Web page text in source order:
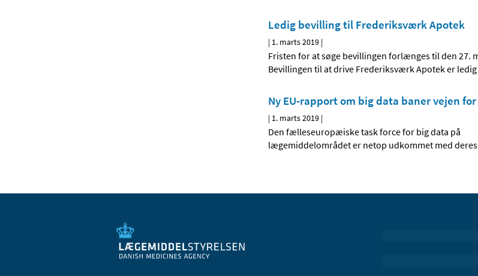
Ledig bevilling til Frederiksværk Apotek
| 1. marts 2019 |
Fristen for at søge bevillingen forlænges til den 27.
Bevillingen til at drive Frederiksværk Apotek er ledig
Ny EU-rapport om big data baner vejen
| 1. marts 2019 |
Den fælleseuropæiske task force for big data på
lægemiddelområdet er netop udkommet med